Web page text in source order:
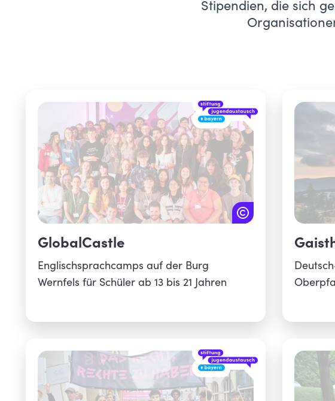
Stipendien, die sich
GlobalCastle
Englischsprachcamps auf der Burg
Wernfels für Schüler ab 13 bis 21 Jahren